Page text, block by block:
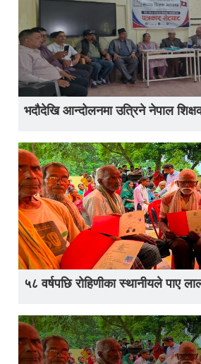
भदौदेखि आन्दोलनमा उत्रिने नेपाल
५८ वर्षपछि रोहिणीका स्थानीयले पाए